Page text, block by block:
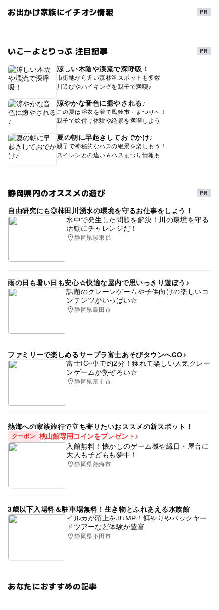
お出かけ家族にイチオシ情報
いこーよとりっぷ 注目記事
涼しい木陰や渓流で深呼吸！
市街地から近い森林浴スポットも多数
川遊びやハイキングを親子で満喫♪
涼やかな音色に癒やされる♪
この夏は浴衣を着て風鈴市・まつりへ！
親子で絵付け体験や絶景を満喫しよう
夏の朝に早起きしておでかけ♪
親子で神秘的なハスの絶景を楽しもう！
スイレンとの違い＆ハスまつり情報も
静岡県内のオススメの遊び
自由研究にも◎柿田川湧水の環境を守るお仕事をしよう！
水中で発生した問題を解決！川の環境を守る
活動にチャレンジだ！
静岡県駿東郡
雨の日も暑い日も安心☆快適な屋内で思いっきり遊ぼう♪
話題のクレーンゲームや子供向けの楽しいコ
ンテンツがいっぱい☆
静岡県島田市
ファミリーで楽しめるサープラ富士あそびタウンへGO♪
富士IC~車で約2分！獲れて楽しい人気クレー
ンゲームが勢ぞろい☆
静岡県富士市
熱海への家族旅行で立ち寄りたいおススメの新スポット！
クーポン 桃山館専用コインをプレゼント♪
入館無料！懐かしのゲーム機や縁日・屋台に
大人も子どもも夢中！
静岡県熱海市
3歳以下入場料＆駐車場無料！生き物とふれあえる水族館
イルカが頭上をJUMP！餌やりやバックヤー
ドツアーなど体験が豊富
静岡県下田市
あなたにおすすめの記事